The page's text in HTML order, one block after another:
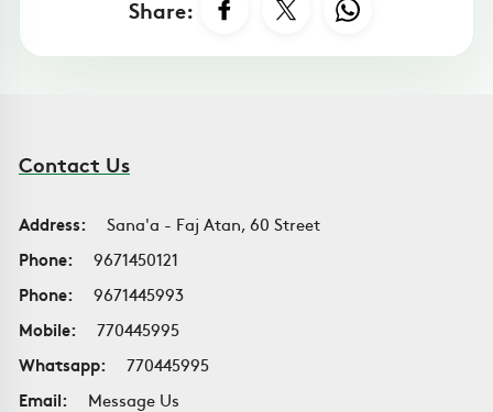
Share:
Contact Us
Address:
Sana'a - Faj Atan, 60 Street
Phone:
9671450121
Phone:
9671445993
Mobile:
770445995
Whatsapp:
770445995
Email:
Message Us